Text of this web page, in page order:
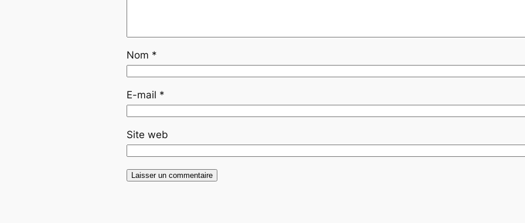
Nom *
E-mail *
Site web